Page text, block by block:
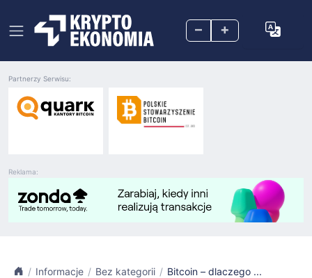
– +
Reklama:
Partnerzy Serwisu:
Informacje Bez kategorii Bitcoin – dlaczego ...